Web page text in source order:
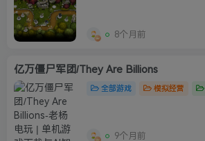
8个月前
亿万僵尸军团/They Are Billions
全部游戏 模拟经营
9个月前